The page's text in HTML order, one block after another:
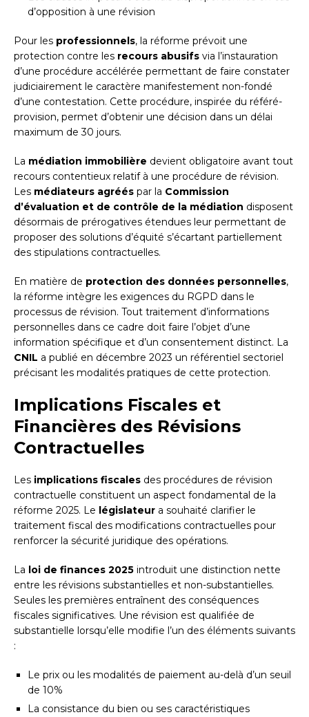
d’opposition à une révision
Pour les professionnels, la réforme prévoit une
protection contre les recours abusifs via l’instauration
d’une procédure accélérée permettant de faire constater
judiciairement le caractère manifestement non-fondé
d’une contestation. Cette procédure, inspirée du référé-
provision, permet d’obtenir une décision dans un délai
maximum de 30 jours.
La médiation immobilière devient obligatoire avant tout
recours contentieux relatif à une procédure de révision.
Les médiateurs agréés par la Commission
d’évaluation et de contrôle de la médiation disposent
désormais de prérogatives étendues leur permettant de
proposer des solutions d’équité s’écartant partiellement
des stipulations contractuelles.
En matière de protection des données personnelles,
la réforme intègre les exigences du RGPD dans le
processus de révision. Tout traitement d’informations
personnelles dans ce cadre doit faire l’objet d’une
information spécifique et d’un consentement distinct. La
CNIL a publié en décembre 2023 un référentiel sectoriel
précisant les modalités pratiques de cette protection.
Implications Fiscales et
Financières des Révisions
Contractuelles
Les implications fiscales des procédures de révision
contractuelle constituent un aspect fondamental de la
réforme 2025. Le législateur a souhaité clarifier le
traitement fiscal des modifications contractuelles pour
renforcer la sécurité juridique des opérations.
La loi de finances 2025 introduit une distinction nette
entre les révisions substantielles et non-substantielles.
Seules les premières entraînent des conséquences
fiscales significatives. Une révision est qualifiée de
substantielle lorsqu’elle modifie l’un des éléments suivants
:
Le prix ou les modalités de paiement au-delà d’un seuil
de 10%
La consistance du bien ou ses caractéristiques